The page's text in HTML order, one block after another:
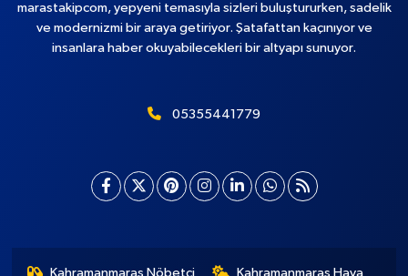
marastakipcom, yepyeni temasıyla sizleri buluştururken, sadelik
ve modernizmi bir araya getiriyor. Şatafattan kaçınıyor ve
insanlara haber okuyabilecekleri bir altyapı sunuyor.
05355441779
Kahramanmaraş Nöbetçi Kahramanmaraş Hava